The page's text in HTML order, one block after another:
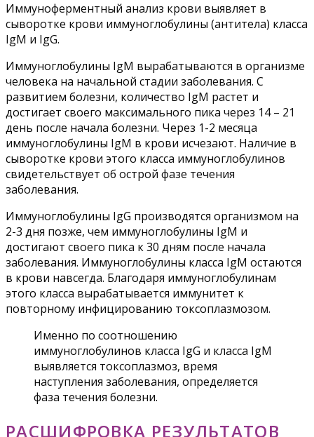
Иммуноферментный анализ крови выявляет в
сыворотке крови иммуноглобулины (антитела) класса
IgM и IgG.
Иммуноглобулины IgM вырабатываются в организме
человека на начальной стадии заболевания. С
развитием болезни, количество IgM растет и
достигает своего максимального пика через 14 – 21
день после начала болезни. Через 1-2 месяца
иммуноглобулины IgM в крови исчезают. Наличие в
сыворотке крови этого класса иммуноглобулинов
свидетельствует об острой фазе течения
заболевания.
Иммуноглобулины IgG производятся организмом на
2-3 дня позже, чем иммуноглобулины IgM и
достигают своего пика к 30 дням после начала
заболевания. Иммуноглобулины класса IgM остаются
в крови навсегда. Благодаря иммуноглобулинам
этого класса вырабатывается иммунитет к
повторному инфицированию токсоплазмозом.
Именно по соотношению
иммуноглобулинов класса IgG и класса IgM
выявляется токсоплазмоз, время
наступления заболевания, определяется
фаза течения болезни.
РАСШИФРОВКА РЕЗУЛЬТАТОВ